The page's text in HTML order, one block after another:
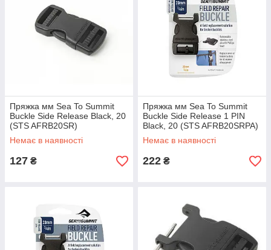
Пряжка мм Sea To Summit
Buckle Side Release Black, 20
(STS AFRB20SR)
Немає в наявності
127 ₴
Пряжка мм Sea To Summit
Buckle Side Release 1 PIN
Black, 20 (STS AFRB20SRPA)
Немає в наявності
222 ₴